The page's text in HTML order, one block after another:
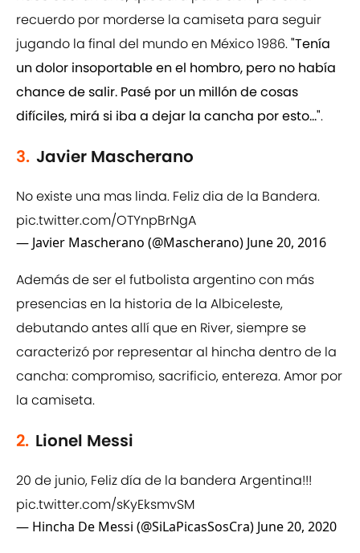
recuerdo por morderse la camiseta para seguir
jugando la final del mundo en México 1986."Tenía
un dolor insoportable en el hombro, pero no había
chance de salir. Pasé por un millón de cosas
difíciles, mirá si iba a dejar la cancha por esto...".
3. Javier Mascherano
No existe una mas linda. Feliz dia de la Bandera.
pic.twitter.com/OTYnpBrNgA
— Javier Mascherano (@Mascherano) June 20, 2016
Además de ser el futbolista argentino con más
presencias en la historia de la Albiceleste,
debutando antes allí que en River, siempre se
caracterizó por representar al hincha dentro de la
cancha: compromiso, sacrificio, entereza. Amor por
la camiseta.
2. Lionel Messi
20 de junio, Feliz día de la bandera Argentina!!!
pic.twitter.com/sKyEksmvSM
— Hincha De Messi (@SiLaPicasSosCra) June 20, 2020